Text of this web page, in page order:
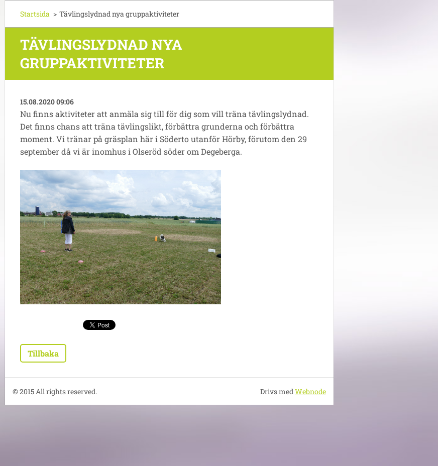
Startsida > Tävlingslydnad nya gruppaktiviteter
TÄVLINGSLYDNAD NYA
GRUPPAKTIVITETER
15.08.2020 09:06
Nu finns aktiviteter att anmäla sig till för dig som vill träna tävlingslydnad.
Det finns chans att träna tävlingslikt, förbättra grunderna och förbättra
moment. Vi tränar på gräsplan här i Söderto utanför Hörby, förutom den 29
september då vi är inomhus i Olseröd söder om Degeberga.
Tillbaka
© 2015 All rights reserved. Drivs medWebnode